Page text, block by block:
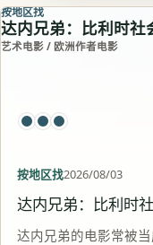
按地区找
达内兄弟：比利时社
艺术电影 / 欧洲作者电影
按地区找2026/08/03
达内兄弟：比利时
达内兄弟的电影常被